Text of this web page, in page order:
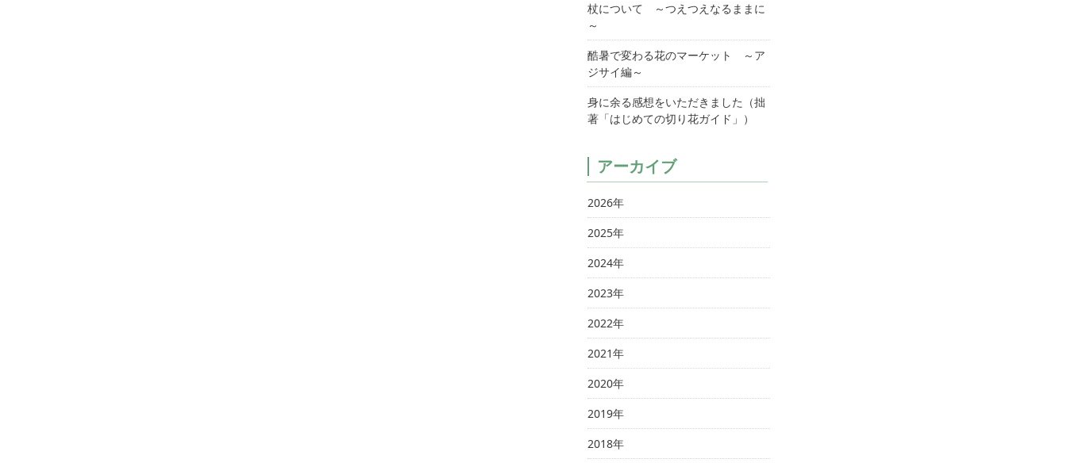
杖について ～つえつえなるままに
～
酷暑で変わる花のマーケット ～ア
ジサイ編～
身に余る感想をいただきました（拙
著「はじめての切り花ガイド」）
アーカイブ
2026年
2025年
2024年
2023年
2022年
2021年
2020年
2019年
2018年